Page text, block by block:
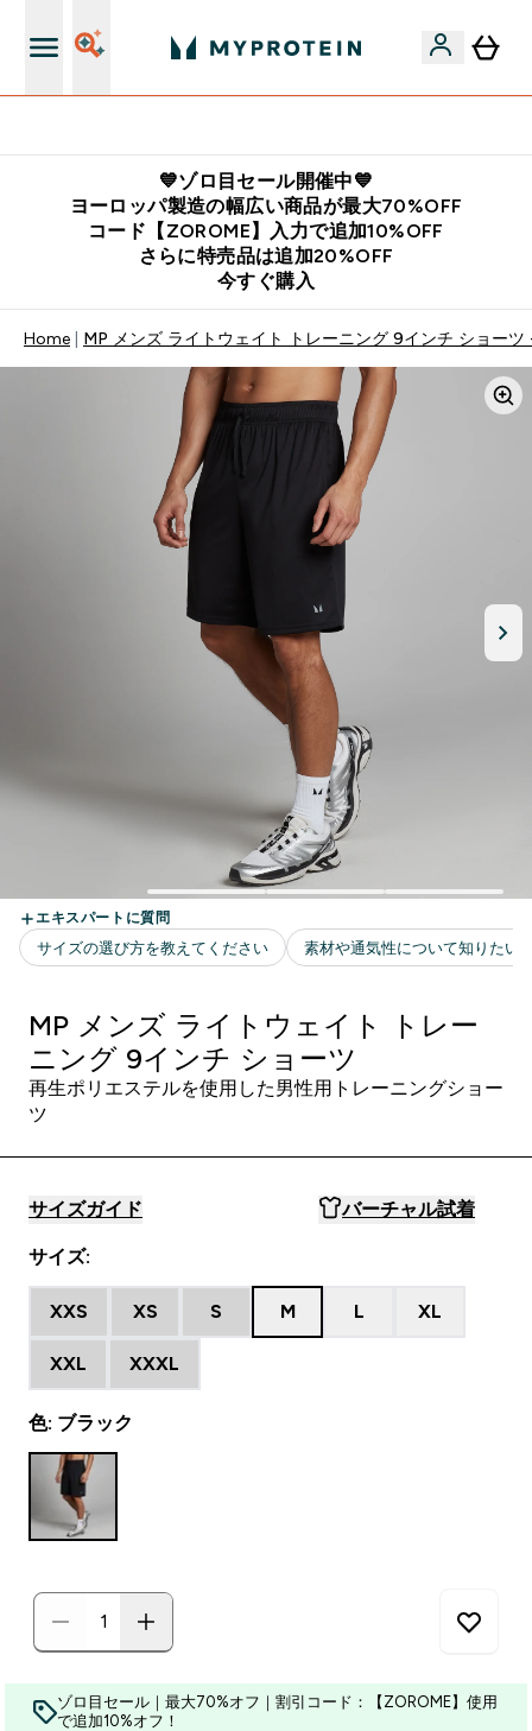
💙ゾロ目セール開催中💙
ヨーロッパ製造の幅広い商品が最大70%OFF
コード【ZOROME】入力で追加10%OFF
さらに特売品は追加20%OFF
今すぐ購入
Home MP メンズ ライトウェイト トレーニング 9インチ ショーツ
MP メンズ ライトウェイト トレー
ニング 9インチ ショーツ
再生ポリエステルを使用した男性用トレーニングショー
ツ
サイズガイド バーチャル試着
サイズ:
XXS XS S M L XL
XXL XXXL
色: ブラック
ゾロ目セール｜最大70%オフ｜割引コード：【ZOROME】使用
で追加10%オフ！